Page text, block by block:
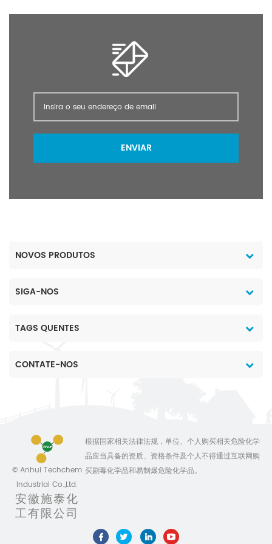
ENVIAR
NOVOS PRODUTOS
SIGA-NOS
TAGS QUENTES
CONTATE-NOS
© Anhui Techchem
Industrial Co.,Ltd.
安徽施泰化
工有限公司
根据国家相关法律法规，单位、个人购买相关危险化学
品应当具备的资质、资格条件及个人不得通过互联网购
买剧毒化学品和易制爆危险化学品。